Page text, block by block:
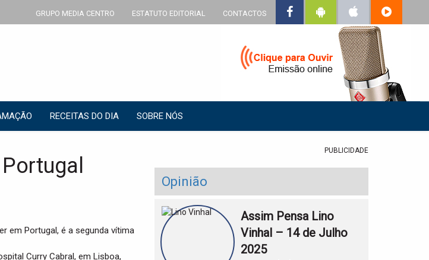
GRUPO MEDIA CENTRO ESTATUTO EDITORIAL CONTACTOS
RECEITAS DO DIA SOBRE NÓS
em Portugal, é a segunda vítima
Curry Cabral, em Lisboa,
PUBLICIDADE
Opinião
Assim Pensa Lino
Vinhal – 14 de Julho
2025